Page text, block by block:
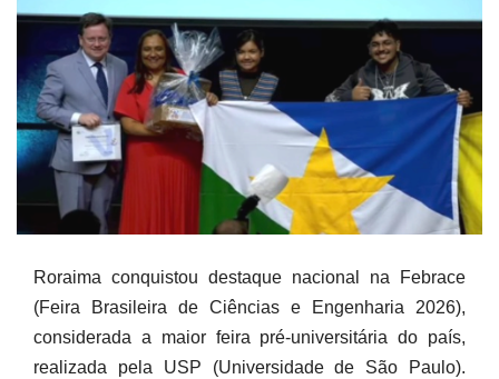
Roraima conquistou destaque nacional na Febrace
(Feira Brasileira de Ciências e Engenharia 2026),
considerada a maior feira pré-universitária do país,
realizada pela USP (Universidade de São Paulo).